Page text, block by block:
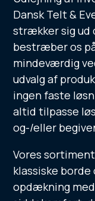
Dansk Telt &
strækker sig ud
bestræber os
mindeværdig
udvalg af
ingen faste
altid tilpasse
og-/eller
Vores
klassiske
opdækning